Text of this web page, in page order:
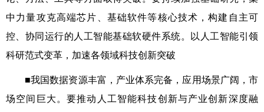
中力量攻克高端芯片、基础软件等核心技术，构建自主可
控、协同运行的人工智能基础软硬件系统。以人工智能引领
科研范式变革，加速各领域科技创新突破
■我国数据资源丰富，产业体系完备，应用场景广阔，市
场空间巨大。要推动人工智能科技创新与产业创新深度融